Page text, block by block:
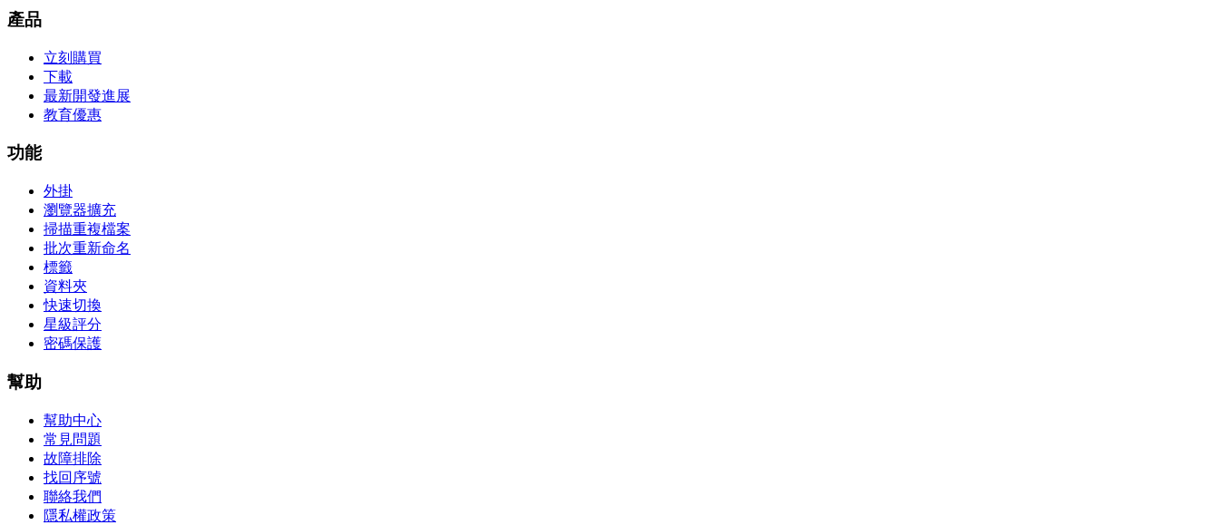
產品
立刻購買
下載
最新開發進展
教育優惠
功能
外掛
瀏覽器擴充
掃描重複檔案
批次重新命名
標籤
資料夾
快速切換
星級評分
密碼保護
幫助
幫助中心
常見問題
故障排除
找回序號
聯絡我們
隱私權政策